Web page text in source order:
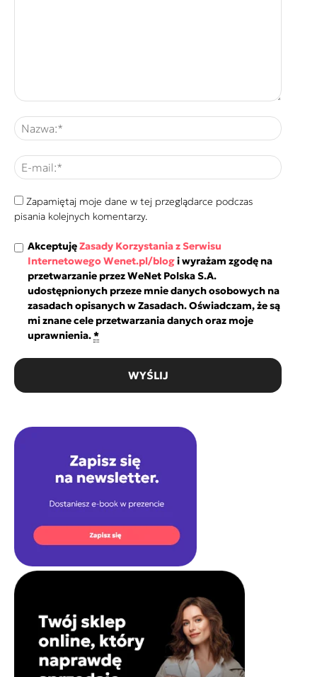
Zapamiętaj moje dane w tej przeglądarce podczas
pisania kolejnych komentarzy.
AkceptujęZasady Korzystania z Serwisu
Internetowego Wenet.pl/blogi wyrażam zgodę na
przetwarzanie przez WeNet Polska S.A.
udostępnionych przeze mnie danych osobowych na
zasadach opisanych w Zasadach. Oświadczam, że są
mi znane cele przetwarzania danych oraz moje
uprawnienia.*